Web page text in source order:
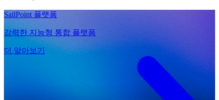
SailPoint 플랫폼
강력한 지능형 통합 플랫폼
더 알아보기